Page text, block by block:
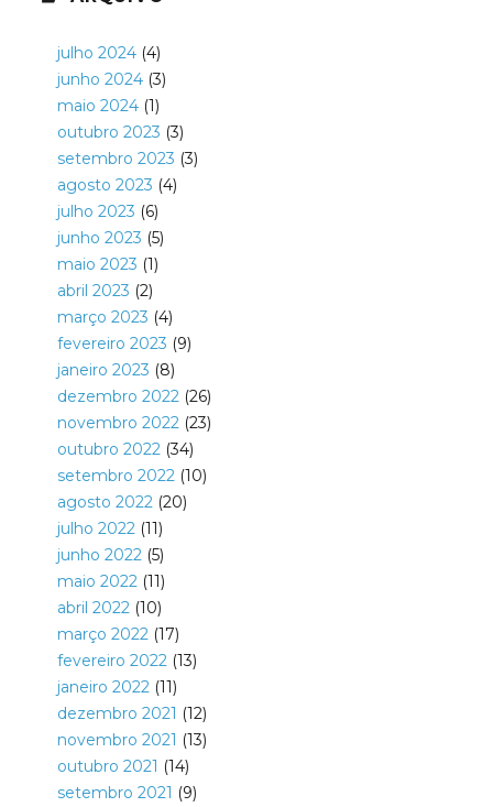
julho 2024(4)
junho 2024(3)
maio 2024(1)
outubro 2023 (3)
setembro 2023 (3)
agosto 2023 (4)
julho 2023 (6)
junho 2023 (5)
maio 2023 (1)
abril 2023 (2)
março 2023 (4)
fevereiro 2023 (9)
janeiro 2023 (8)
dezembro 2022(26)
novembro 2022(23)
outubro 2022(34)
setembro 2022(10)
agosto 2022(20)
julho 2022(11)
junho 2022(5)
maio 2022(11)
abril 2022(10)
março 2022(17)
fevereiro 2022(13)
janeiro 2022(11)
dezembro 2021 (12)
novembro 2021 (13)
outubro 2021 (14)
setembro 2021 (9)